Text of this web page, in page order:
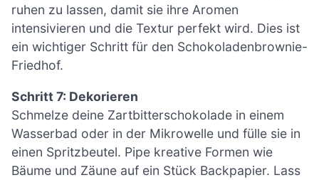
ruhen zu lassen, damit sie ihre Aromen
intensivieren und die Textur perfekt wird. Dies ist
ein wichtiger Schritt für den Schokoladenbrownie-
Friedhof.
Schritt 7: Dekorieren
Schmelze deine Zartbitterschokolade in einem
Wasserbad oder in der Mikrowelle und fülle sie in
einen Spritzbeutel. Pipe kreative Formen wie
Bäume und Zäune auf ein Stück Backpapier. Lass